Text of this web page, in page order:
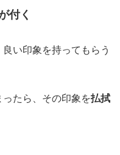
付く
い印象を持ってもらう
たら、その印象を払拭